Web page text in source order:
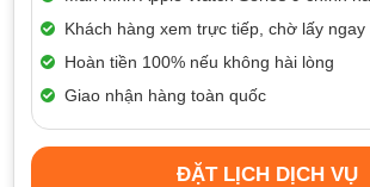
Khách hàng xem trực tiếp, chờ lấy ngay
Hoàn tiền 100% nếu không hài lòng
Giao nhận hàng toàn quốc
ĐẶT LỊCH DỊCH VỤ